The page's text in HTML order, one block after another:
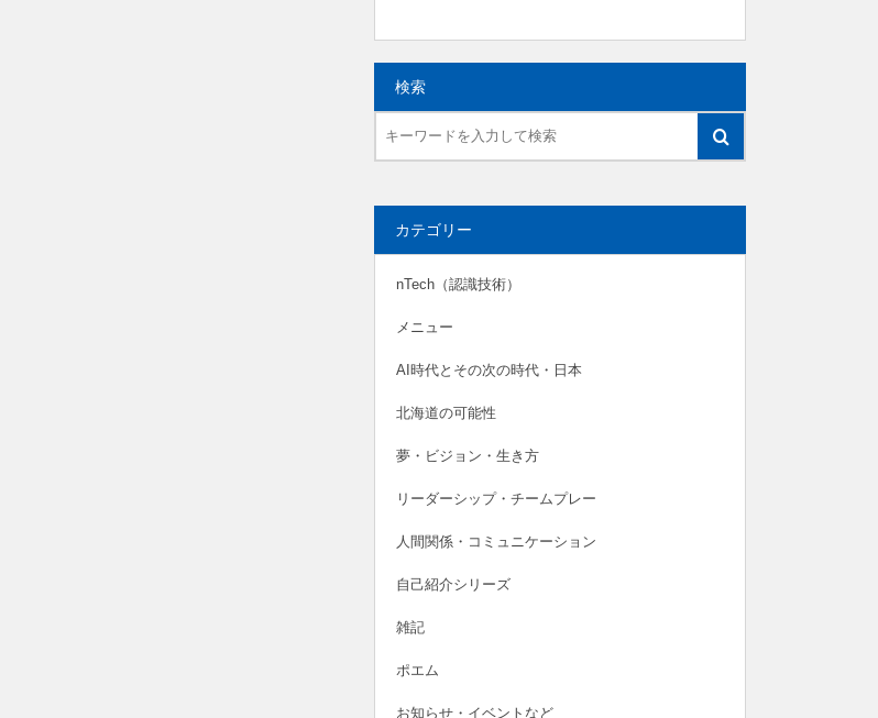
検索
カテゴリー
nTech（認識技術）
メニュー
AI時代とその次の時代・日本
北海道の可能性
夢・ビジョン・生き方
リーダーシップ・チームプレー
人間関係・コミュニケーション
自己紹介シリーズ
雑記
ポエム
お知らせ・イベントなど